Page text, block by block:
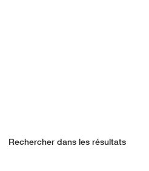
Rechercher dans les résultats